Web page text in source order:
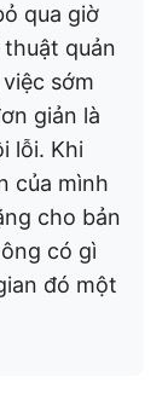
qua giờ
quản
sớm
giản là
lỗi. Khi
của mình
cho bản
có gì
đó một